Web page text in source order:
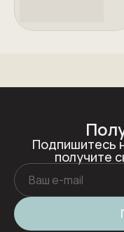
Подпишитесь
получите